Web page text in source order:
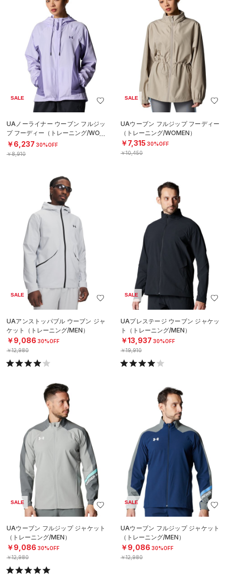
SALE
UAノーライナー ウーブン フルジッ
プ フーディー（トレーニング/WOM
EN）
￥6,237 30%OFF
￥8,910
SALE
UAウーブン フルジップ フーディー
（トレーニング/WOMEN）
￥7,315 30%OFF
￥10,450
SALE
UAアンストッパブル ウーブン ジャ
ケット（トレーニング/MEN）
￥9,086 30%OFF
￥12,980
SALE
UAプレステージ ウーブン ジャケッ
ト（トレーニング/MEN）
￥13,937 30%OFF
￥19,910
SALE
UAウーブン フルジップ ジャケット
（トレーニング/MEN）
￥9,086 30%OFF
￥12,980
SALE
UAウーブン フルジップ ジャケット
（トレーニング/MEN）
￥9,086 30%OFF
￥12,980